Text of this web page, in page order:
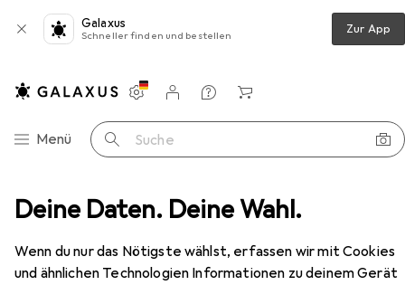
Deine Daten. Deine Wahl.
Wenn du nur das Nötigste wählst, erfassen wir mit Cookies
und ähnlichen Technologien Informationen zu deinem Gerät
Galaxus
Schneller finden und bestellen Zur App
Navigation nach Kategorien
Menü Suche
Einstellungen
Kundenkonto
Vergleichslisten
Merklisten
Warenkorb
Wanderschuhe Safety Jogger Adventure Santiago
Safety Jogger Adventure Santiago
40